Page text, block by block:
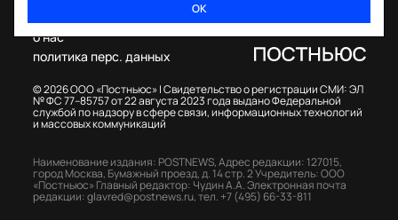
ОК
© 2026 ООО «Постньюс» |Свидетельство о регистрации СМИ: ЭЛ
№ ФС 77–85757 от 22 августа 2023 года выдано Федеральной
службой по надзору в сфере связи, информационных технологий
и массовых коммуникаций
о нас
политика перс. данных
Наименование издания: POSTNEWS,Адрес редакции: 127015,
город Москва, Бумажный проезд, д. 14 стр. 2Учредитель: ООО
«Постньюс» Главный редактор: Чудин А.А.Электронная почта
редакции:glavred@postnews.ru,тел. +7 (495) 66-33-811